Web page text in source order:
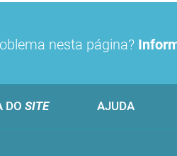
nesta página?
DO SITE AJUDA